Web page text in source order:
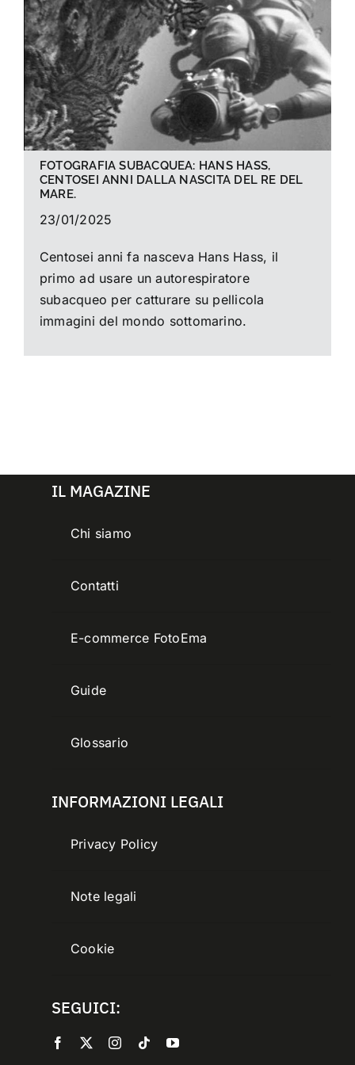
La foto del mese
Guide
Cerca
per:
FOTOGRAFIA SUBACQUEA: HANS HASS,
CENTOSEI ANNI DALLA NASCITA DEL RE DEL
MARE.
23/01/2025
Centosei anni fa nasceva Hans Hass, il
primo ad usare un autorespiratore
subacqueo per catturare su pellicola
immagini del mondo sottomarino.
IL MAGAZINE
Chi siamo
Contatti
E-commerce FotoEma
Guide
Glossario
INFORMAZIONI LEGALI
Privacy Policy
Note legali
Cookie
SEGUICI: